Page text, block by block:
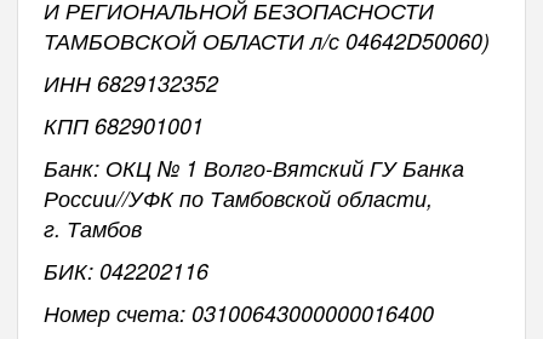
И РЕГИОНАЛЬНОЙ БЕЗОПАСНОСТИ
ТАМБОВСКОЙ ОБЛАСТИ л/с 04642D50060)
ИНН 6829132352
КПП 682901001
Банк: ОКЦ № 1 Волго-Вятский ГУ Банка
России//УФК по Тамбовской области,
г. Тамбов
БИК: 042202116
Номер счета: 03100643000000016400